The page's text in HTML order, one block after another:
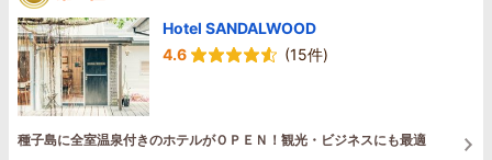
Hotel SANDALWOOD
4.6
(15件)
種子島に全室温泉付きのホテルがＯＰＥＮ！観光・ビジネスにも最適